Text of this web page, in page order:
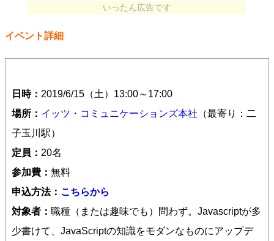
いったん広告です
イベント詳細
日時： 2019/6/15（土）13:00～17:00
場所： イッツ・コミュニケーションズ本社 （最寄り：二
子玉川駅）
定員： 20名
参加費： 無料
申込方法： こちらから
対象者： 職種（または趣味でも）問わず。Javascriptが多
少書けて、JavaScriptの知識をモダンなものにアップデ